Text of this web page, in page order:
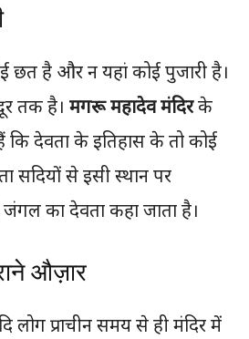
छत है और न यहां कोई पुजारी है।
तक है। मगरू महादेव मंदिरके
कि देवता के इतिहास के तो कोई
सदियों से इसी स्थान पर
का देवता कहा जाता है।
औज़ार
लोग प्राचीन समय से ही मंदिर में